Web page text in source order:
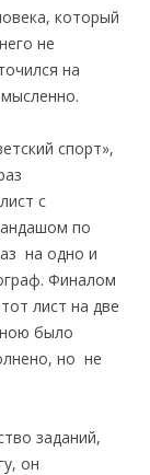
который
не
на
спорт»,
с
по
на одно и
Финалом
лист на две
было
но не
заданий,
он